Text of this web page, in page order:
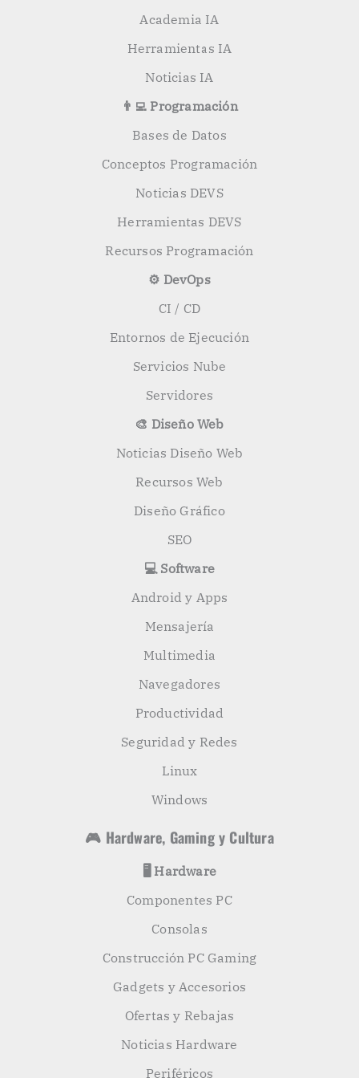
Academia IA
Herramientas IA
Noticias IA
👨‍💻 Programación
Bases de Datos
Conceptos Programación
Noticias DEVS
Herramientas DEVS
Recursos Programación
⚙️ DevOps
CI / CD
Entornos de Ejecución
Servicios Nube
Servidores
🎨 Diseño Web
Noticias Diseño Web
Recursos Web
Diseño Gráfico
SEO
💻 Software
Android y Apps
Mensajería
Multimedia
Navegadores
Productividad
Seguridad y Redes
Linux
Windows
🎮 Hardware, Gaming y Cultura
🖥️ Hardware
Componentes PC
Consolas
Construcción PC Gaming
Gadgets y Accesorios
Ofertas y Rebajas
Noticias Hardware
Periféricos